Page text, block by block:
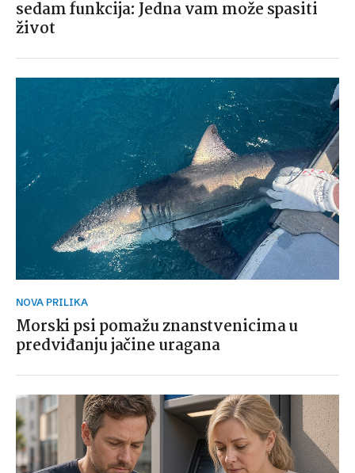
sedam funkcija: Jedna vam može spasiti
život
NOVA PRILIKA
Morski psi pomažu znanstvenicima u
predviđanju jačine uragana